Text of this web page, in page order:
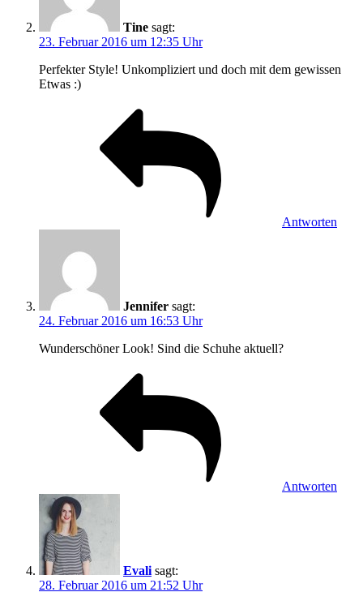
Tine sagt:
23. Februar 2016 um 12:35 Uhr
Perfekter Style! Unkompliziert und doch mit dem gewissen
Etwas :)
Antworten
Jennifer sagt:
24. Februar 2016 um 16:53 Uhr
Wunderschöner Look! Sind die Schuhe aktuell?
Antworten
Evali sagt:
28. Februar 2016 um 21:52 Uhr